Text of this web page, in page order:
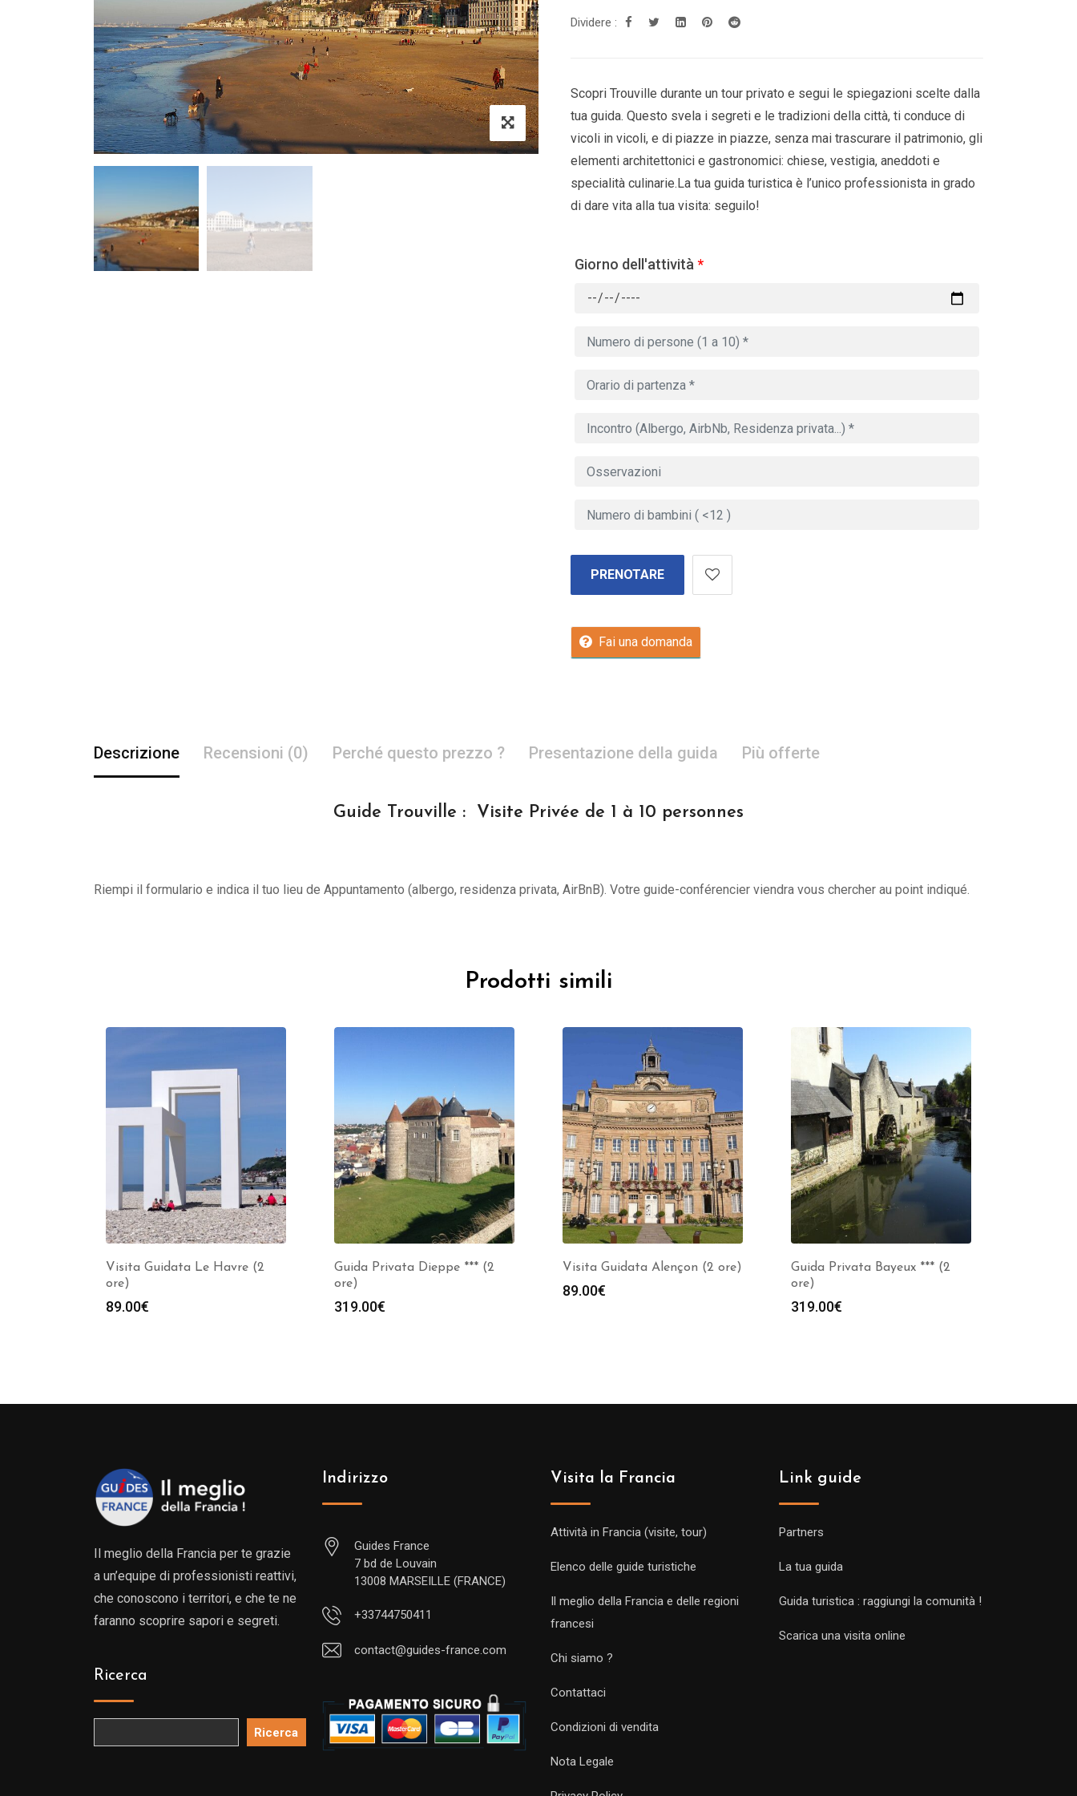
Dividere :
Scopri Trouville durante un tour privato e segui le spiegazioni scelte dalla
tua guida. Questo svela i segreti e le tradizioni della città, ti conduce di
vicoli in vicoli, e di piazze in piazze, senza mai trascurare il patrimonio, gli
elementi architettonici e gastronomici: chiese, vestigia, aneddoti e
specialità culinarie.La tua guida turistica è l’unico professionista in grado
di dare vita alla tua visita: seguilo!
Giorno dell'attività *
PRENOTARE
Fai una domanda
Descrizione Recensioni (0) Perché questo prezzo ? Presentazione della guida Più offerte
Guide Trouville : Visite Privée de 1 à 10 personnes
Riempi il formulario e indica il tuo lieu de Appuntamento (albergo, residenza privata, AirBnB). Votre guide-conférencier viendra vous chercher au point indiqué.
Prodotti simili
Visita Guidata Le Havre (2
ore)
89.00€
Guida Privata Dieppe *** (2
ore)
319.00€
Visita Guidata Alençon (2 ore)
89.00€
Guida Privata Bayeux *** (2
ore)
319.00€
Il meglio della Francia per te grazie
a un’equipe di professionisti reattivi,
che conoscono i territori, e che te ne
faranno scoprire sapori e segreti.
Ricerca
Ricerca
Indirizzo
Guides France
7 bd de Louvain
13008 MARSEILLE (FRANCE)
+33744750411
contact@guides-france.com
Visita la Francia
Attività in Francia (visite, tour)
Elenco delle guide turistiche
Il meglio della Francia e delle regioni
francesi
Chi siamo ?
Contattaci
Condizioni di vendita
Nota Legale
Link guide
Partners
La tua guida
Guida turistica : raggiungi la comunità !
Scarica una visita online